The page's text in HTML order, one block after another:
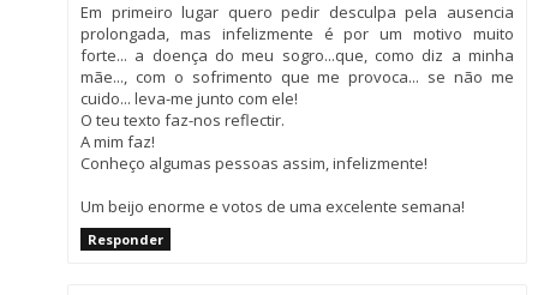
Em primeiro lugar quero pedir desculpa pela ausencia
prolongada, mas infelizmente é por um motivo muito
forte... a doença do meu sogro...que, como diz a minha
mãe..., com o sofrimento que me provoca... se não me
cuido... leva-me junto com ele!
O teu texto faz-nos reflectir.
A mim faz!
Conheço algumas pessoas assim, infelizmente!
Um beijo enorme e votos de uma excelente semana!
Responder